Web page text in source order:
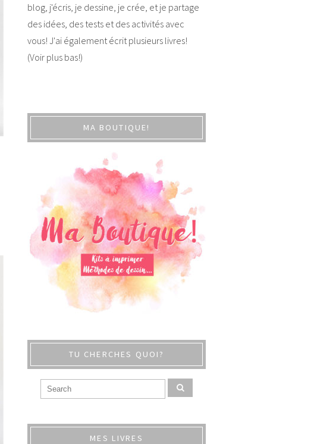
blog, j'écris, je dessine, je crée, et je partage
des idées, des tests et des activités avec
vous! J'ai également écrit plusieurs livres!
(Voir plus bas!)
MA BOUTIQUE!
TU CHERCHES QUOI?
MES LIVRES